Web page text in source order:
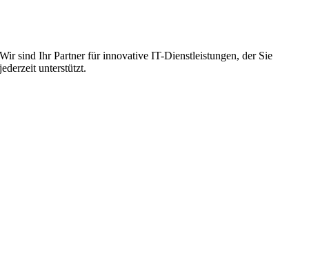
Wir sind Ihr Partner für innovative IT-Dienstleistungen, der Sie
jederzeit unterstützt.